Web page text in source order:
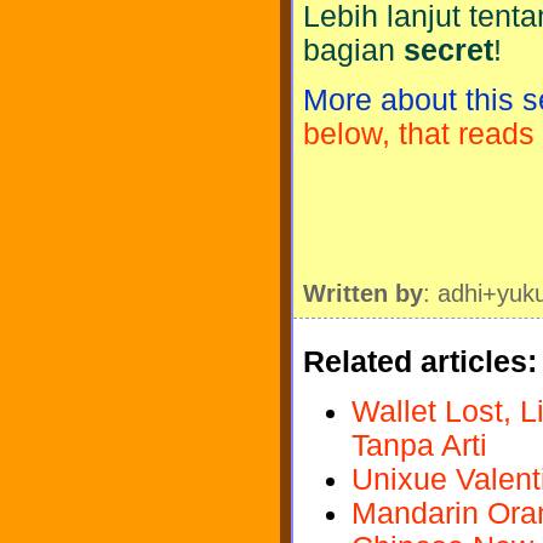
Lebih lanjut
bagian secret!
More about this
below, that reads
Written by:
Related articles:
Wallet Lost,
Tanpa Arti
Unixue
Mandarin